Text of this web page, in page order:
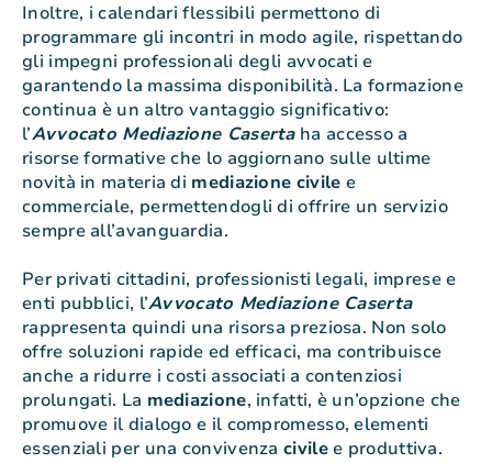
Inoltre, i calendari flessibili permettono di
programmare gli incontri in modo agile, rispettando
gli impegni professionali degli avvocati e
garantendo la massima disponibilità. La formazione
continua è un altro vantaggio significativo:
l’Avvocato Mediazione Casertaha accesso a
risorse formative che lo aggiornano sulle ultime
novità in materia di mediazione civile e
commerciale, permettendogli di offrire un servizio
sempre all’avanguardia.
Per privati cittadini, professionisti legali, imprese e
enti pubblici, l’Avvocato Mediazione Caserta
rappresenta quindi una risorsa preziosa. Non solo
offre soluzioni rapide ed efficaci, ma contribuisce
anche a ridurre i costi associati a contenziosi
prolungati. La mediazione, infatti, è un’opzione che
promuove il dialogo e il compromesso, elementi
essenziali per una convivenzacivilee produttiva.